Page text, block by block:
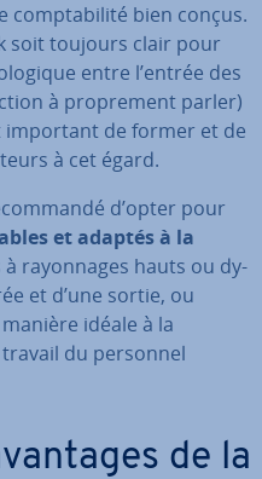
comp­ta­bi­lité bien conçus.
soit toujours clair pour
entre l’entrée des
à pro­pre­ment parler)
important de former et de
à cet égard.
d’opter pour
et adaptés à la
à rayon­nages hauts ou dy­
et d’une sortie, ou
idéale à la
du personnel
de la